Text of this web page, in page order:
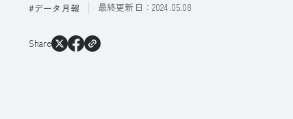
データ月報 最終更新日： 2024.05.08
Share